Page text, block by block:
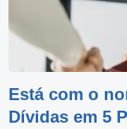
Está com o
Dívidas em 5